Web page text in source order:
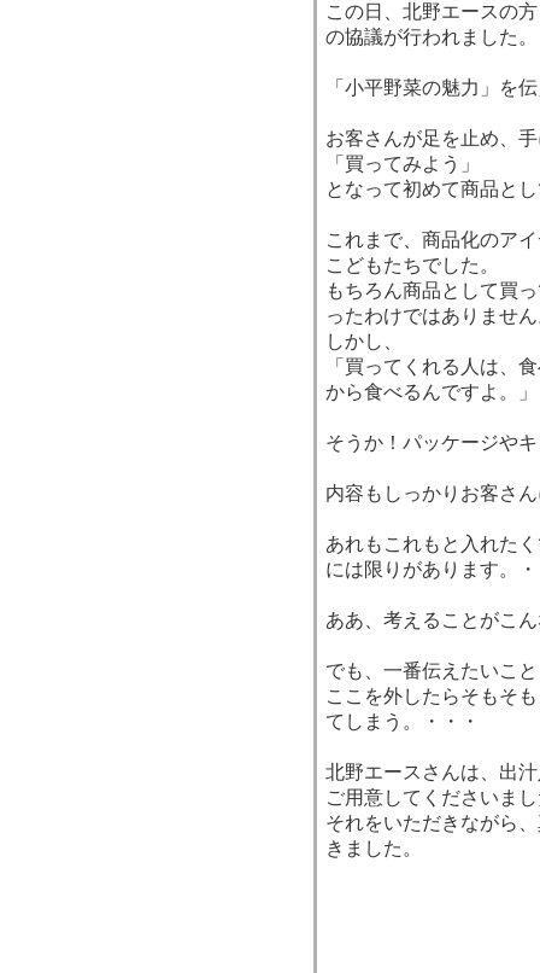
この日、北野エースの
の協議が行われました。
「小平野菜の魅力」を
お客さんが足を止め、
「買ってみよう」
となって初めて商品と
これまで、商品化のア
こどもたちでした。
もちろん商品として買
ったわけではありませ
しかし、
「買ってくれる人は、
から食べるんですよ。」
そうか！パッケージや
内容もしっかりお客さ
あれもこれもと入れた
には限りがあります。
ああ、考えることがこ
でも、一番伝えたいこ
ここを外したらそもそ
てしまう。・・・
北野エースさんは、出
ご用意してくださいま
それをいただきながら
きました。